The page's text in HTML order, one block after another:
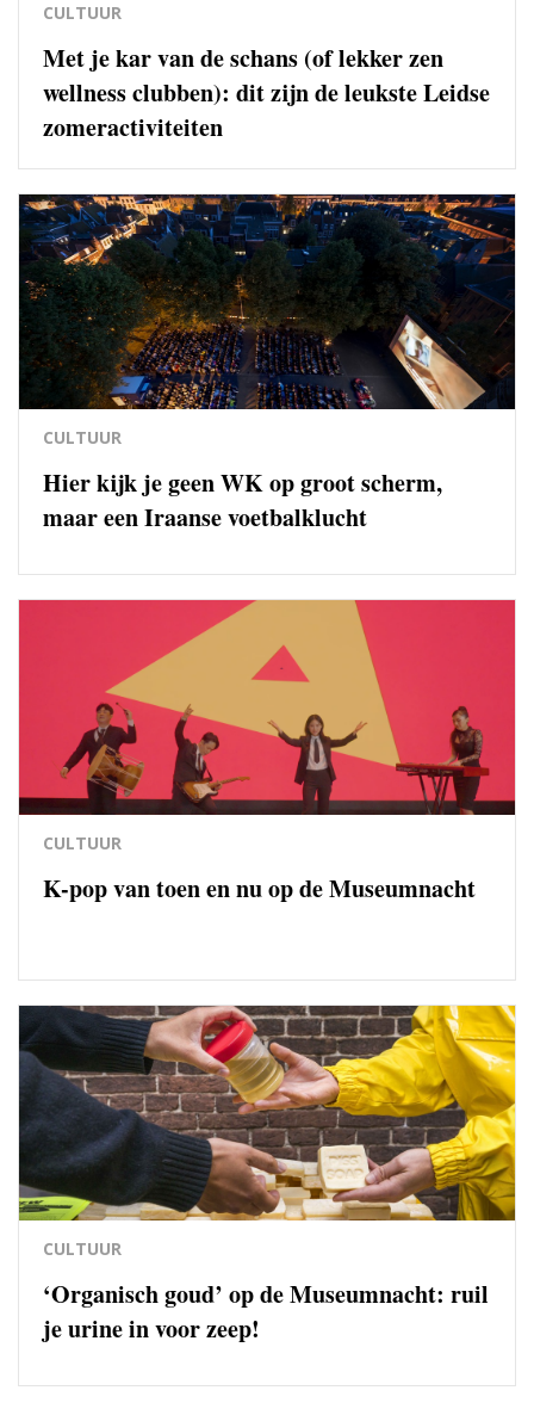
CULTUUR
Met je kar van de schans (of lekker zen
wellness clubben): dit zijn de leukste Leidse
zomeractiviteiten
CULTUUR
Hier kijk je geen WK op groot scherm,
maar een Iraanse voetbalklucht
CULTUUR
K-pop van toen en nu op de Museumnacht
CULTUUR
‘Organisch goud’ op de Museumnacht: ruil
je urine in voor zeep!